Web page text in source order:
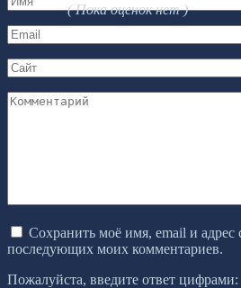
( Пока оценок нет )
*
Email
*
Сайт
Комментарий
Сохранить моё имя, email и адрес
последующих моих комментариев.
Пожалуйста, введите ответ цифрами: